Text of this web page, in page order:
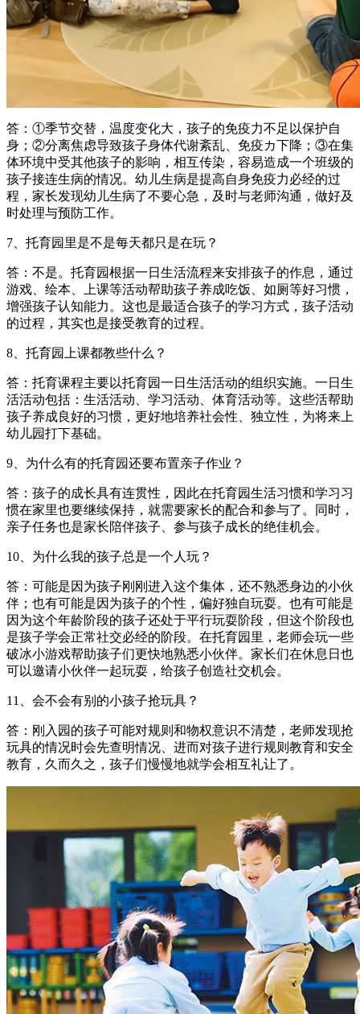
答：①季节交替，温度变化大，孩子的免疫力不足以保护自
身；②分离焦虑导致孩子身体代谢紊乱、免疫カ下降；③在集
体环境中受其他孩子的影响，相互传染，容易造成一个班级的
孩子接连生病的情况。幼儿生病是提高自身免疫力必经的过
程，家长发现幼儿生病了不要心急，及时与老师沟通，做好及
时处理与预防工作。
7、托育园里是不是每天都只是在玩？
答：不是。托育园根据一日生活流程来安排孩子的作息，通过
游戏、绘本、上课等活动帮助孩子养成吃饭、如厕等好习惯，
增强孩子认知能力。这也是最适合孩子的学习方式，孩子活动
的过程，其实也是接受教育的过程。
8、托育园上课都教些什么？
答：托育课程主要以托育园一日生活活动的组织实施。一日生
活活动包括：生活活动、学习活动、体育活动等。这些活帮助
孩子养成良好的习惯，更好地培养社会性、独立性，为将来上
幼儿园打下基础。
9、为什么有的托育园还要布置亲子作业？
答：孩子的成长具有连贯性，因此在托育园生活习惯和学习习
惯在家里也要继续保持，就需要家长的配合和参与了。同时，
亲子任务也是家长陪伴孩子、参与孩子成长的绝佳机会。
10、为什么我的孩子总是一个人玩？
答：可能是因为孩子刚刚进入这个集体，还不熟悉身边的小伙
伴；也有可能是因为孩子的个性，偏好独自玩耍。也有可能是
因为这个年龄阶段的孩子还处于平行玩耍阶段，但这个阶段也
是孩子学会正常社交必经的阶段。在托育园里，老师会玩一些
破冰小游戏帮助孩子们更快地熟悉小伙伴。家长们在休息日也
可以邀请小伙伴一起玩耍，给孩子创造社交机会。
11、会不会有别的小孩子抢玩具？
答：刚入园的孩子可能对规则和物权意识不清楚，老师发现抢
玩具的情况时会先查明情况、进而对孩子进行规则教育和安全
教育，久而久之，孩子们慢慢地就学会相互礼让了。